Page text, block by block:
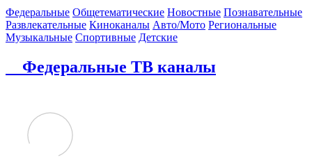
Федеральные Общетематические Новостные Познавательные
Развлекательные Киноканалы Авто/Мото Региональные
Музыкальные Спортивные Детские
Федеральные ТВ каналы